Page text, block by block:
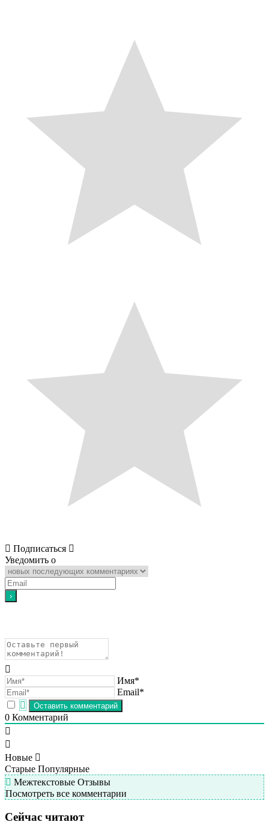
Подписаться
Уведомить о
Имя*
Email*
0 Комментарий
Новые
Старые Популярные
Межтекстовые Отзывы
Посмотреть все комментарии
Сейчас читают